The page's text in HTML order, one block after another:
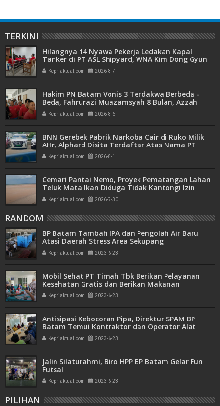
TERKINI
Hilangnya 14 Nyawa Pekerja Ledakan Kapal
Tanker di PT ASL Shipyard, WNA Kim Dong Gyun
Hanya Dituntut 1 Tahun 6 Bulan
Kepriaktual.com 2026-8-7
Hakim PN Batam Vonis 3 Terdakwa Berbeda -
Beda, Fahrurazi Muazamsyah 8 Bulan, Azzah
Azzurah dan Risma Divonis 2 Tahun 6 Bulan
Kepriaktual.com 2026-8-6
BNN Gerebek Pabrik Narkoba Cair di Ruko Milik
AHr, Alphard Disita Terdaftar Atas Nama PT
Mitra Usaha Properti
Kepriaktual.com 2026-8-1
Cemari Pantai Nemo, Proyek Pematangan Lahan
Teluk Mata Ikan Diduga Tidak Kantongi Izin
Amdal
Kepriaktual.com 2026-7-30
RANDOM
BP Batam Tambah IPA dan Pengolah Air Baru
Atasi Daerah Stress Area Sekupang
Kepriaktual.com 2023-6-23
Mobil Sehat PT Timah Tbk Berikan Pelayanan
Kesehatan Gratis dan Berikan Makanan
Tambahan untuk Balita
Kepriaktual.com 2023-6-23
Antisipasi Kebocoran Pipa, Direktur SPAM BP
Batam Temui Kontraktor dan Operator Alat
Berat
Kepriaktual.com 2023-6-23
Jalin Silaturahmi, Biro HPP BP Batam Gelar Fun
Futsal
Kepriaktual.com 2023-6-23
PILIHAN